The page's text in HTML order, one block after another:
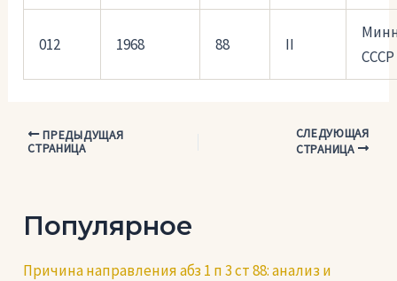
012 1968 88 II
СССР
Навигация
ПРЕДЫДУЩАЯ
СТРАНИЦА
СЛЕДУЮЩАЯ
СТРАНИЦА
Популярное
Причина направления абз 1 п 3 ст 88: анализ и